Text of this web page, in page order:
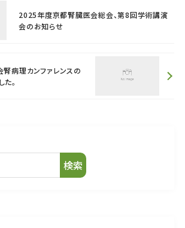
2025年度京都腎臓医会総会、第8回学術講演
会のお知らせ
病理カンファレンスの
。
検索